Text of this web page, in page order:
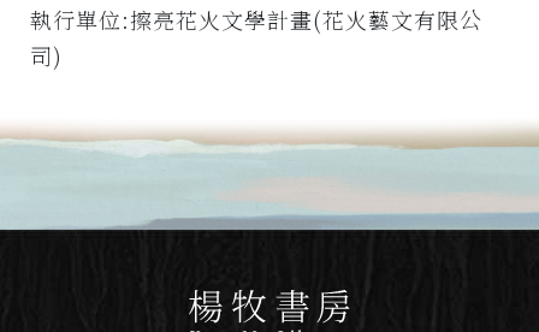
執行單位:擦亮花火文學計畫(花火藝文有限公
司)